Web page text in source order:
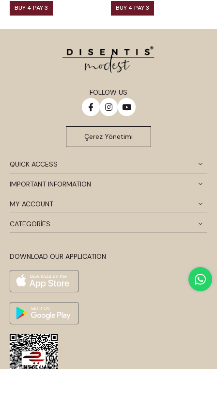
BUY 4 PAY 3 BUY 4 PAY 3
QUICK ACCESS
IMPORTANT INFORMATION
MY ACCOUNT
CATEGORİES
DOWNLOAD OUR APPLICATION
FOLLOW US
Çerez Yönetimi